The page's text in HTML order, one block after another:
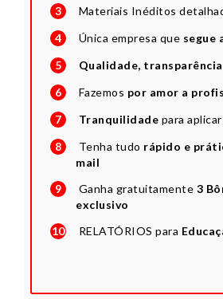
3
Materiais Inéditos
4
Única empresa que segue
5
Qualidade,
6
Fazemos por amor a
7
Tranquilidade para aplicar
8
Tenha tudo rápido e
mail
9
Ganha gratuitamente 3
exclusivo
10
RELATÓRIOS para